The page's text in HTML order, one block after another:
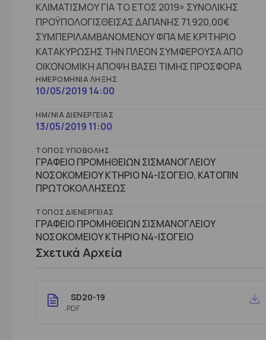
ΚΛΙΜΑΤΙΣΜΟΥ ΓΙΑ ΤΟ ΕΤΟΣ 2019» ΣΥΝΟΛΙΚΗΣ
ΠΡΟΫΠΟΛΟΓΙΣΘΕΙΣΑΣ ΔΑΠΑΝΗΣ 71.920,00€
ΣΥΜΠΕΡΙΛΑΜΒΑΝΟΜΕΝΟΥ ΦΠΑ ΜΕ ΚΡΙΤΗΡΙΟ
ΚΑΤΑΚΥΡΩΣΗΣ ΤΗΝ ΠΛΕΟΝ ΣΥΜΦΕΡΟΥΣΑ ΑΠΟ
ΟΙΚΟΝΟΜΙΚΗ ΑΠΟΨΗ ΒΑΣΕΙ ΤΙΜΗΣ ΠΡΟΣΦΟΡΑ
ΗΜΕΡΟΜΗΝΊΑ ΛΉΞΗΣ
10/05/2019 14:00
ΗΜ/ΝΊΑ ΔΙΕΝΈΡΓΕΙΑΣ
13/05/2019 11:00
ΤΌΠΟΣ ΥΠΟΒΟΛΉΣ
ΓΡΑΦΕΙΟ ΠΡΟΜΗΘΕΙΩΝ ΣΙΣΜΑΝΟΓΛΕΙΟΥ
ΝΟΣΟΚΟΜΕΙΟΥ ΚΤΗΡΙΟ Ν4-ΙΣΟΓΕΙΟ, ΚΑΤΟΠΙΝ
ΠΡΩΤΟΚΟΛΛΗΣΕΩΣ
ΤΌΠΟΣ ΔΙΕΝΈΡΓΕΙΑΣ
ΓΡΑΦΕΙΟ ΠΡΟΜΗΘΕΙΩΝ ΣΙΣΜΑΝΟΓΛΕΙΟΥ
ΝΟΣΟΚΟΜΕΙΟΥ ΚΤHΡΙΟ Ν4-ΙΣΟΓΕΙΟ
Σχετικά Αρχεία
SD20-19
.PDF